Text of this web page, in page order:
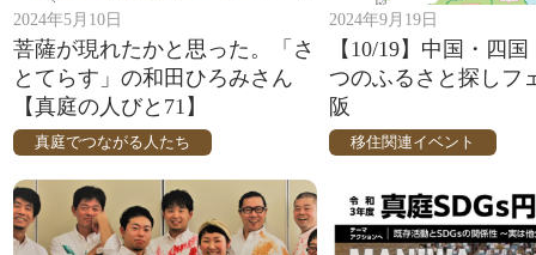
2024年5月10日
菩薩が現れたかと思った。「さ
とてらす」の和田ひろみさん
【真庭の人びと71】
真庭でつながる人たち
2024年9月19日
【10/19】中国・四
つのふるさと探しフ
阪
移住関連イベント